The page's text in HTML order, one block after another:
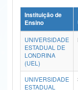
Ministério da Ciência,
Ministério do Meio Ambiente
Ministério do Turismo
Ministério do
Instituição de
Ensino
UNIVERSIDADE
ESTADUAL DE
LONDRINA
(UEL)
UNIVERSIDADE
ESTADUAL